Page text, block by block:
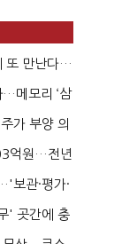
또 만난다…
…메모리 ‘삼
가 부양 의
억원…전년
보관·평가·
' 곳간에 충